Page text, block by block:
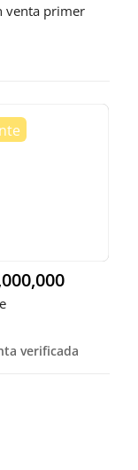
venta primer
verificada